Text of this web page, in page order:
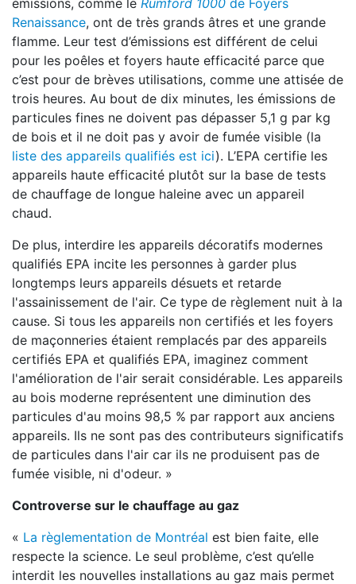
émissions, comme le Rumford 1000 de Foyers
Renaissance, ont de très grands âtres et une grande
flamme. Leur test d’émissions est différent de celui
pour les poêles et foyers haute efficacité parce que
c’est pour de brèves utilisations, comme une attisée de
trois heures. Au bout de dix minutes, les émissions de
particules fines ne doivent pas dépasser 5,1 g par kg
de bois et il ne doit pas y avoir de fumée visible (la
liste des appareils qualifiés est ici). L’EPA certifie les
appareils haute efficacité plutôt sur la base de tests
de chauffage de longue haleine avec un appareil
chaud.
De plus, interdire les appareils décoratifs modernes
qualifiés EPA incite les personnes à garder plus
longtemps leurs appareils désuets et retarde
l'assainissement de l'air. Ce type de règlement nuit à la
cause. Si tous les appareils non certifiés et les foyers
de maçonneries étaient remplacés par des appareils
certifiés EPA et qualifiés EPA, imaginez comment
l'amélioration de l'air serait considérable. Les appareils
au bois moderne représentent une diminution des
particules d'au moins 98,5 % par rapport aux anciens
appareils. Ils ne sont pas des contributeurs significatifs
de particules dans l'air car ils ne produisent pas de
fumée visible, ni d'odeur. »
Controverse sur le chauffage au gaz
« La règlementation de Montréal est bien faite, elle
respecte la science. Le seul problème, c’est qu’elle
interdit les nouvelles installations au gaz mais permet